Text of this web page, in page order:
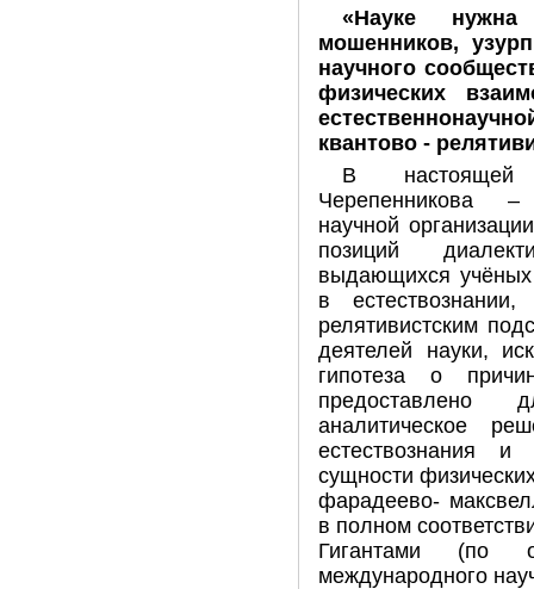
«Науке
мошенников,
научного
физических
квантово -
В настоящей
Черепенникова
научной
позиций
выдающихся учёных
в естествознании,
релятивистским
деятелей науки,
гипотеза о
предоставлено
аналитическое
естествознания
сущности
фарадеево-
в полном
Гигантами (по
международного